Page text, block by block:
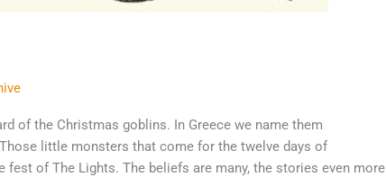
of the Christmas goblins. In Greece we name them
little monsters that come for the twelve days of
fest of The Lights. The beliefs are many, the stories even more